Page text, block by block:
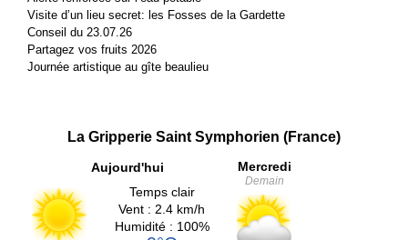
Visite d’un lieu secret: les Fosses de la Gardette
Conseil du 23.07.26
Partagez vos fruits 2026
Journée artistique au gîte beaulieu
La Gripperie Saint Symphorien (France)
Aujourd'hui
Temps clair
Vent : 2.4 km/h
Humidité : 100%
Mercredi
Demain